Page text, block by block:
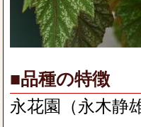
■品種の特徴
永花園（永木静